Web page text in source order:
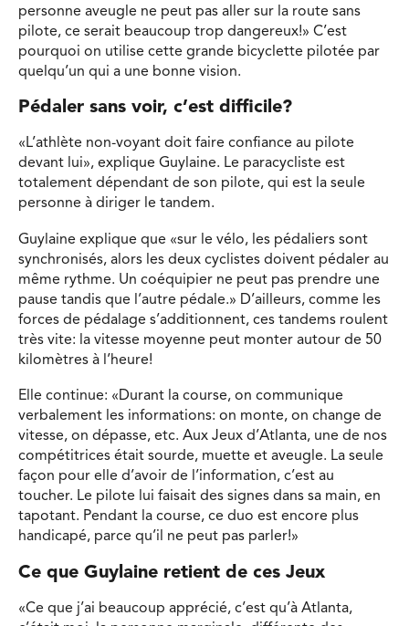
personne aveugle ne peut pas aller sur la route sans
pilote, ce serait beaucoup trop dangereux!» C’est
pourquoi on utilise cette grande bicyclette pilotée par
quelqu’un qui a une bonne vision.
Pédaler sans voir, c’est difficile?
«L’athlète non-voyant doit faire confiance au pilote
devant lui», explique Guylaine. Le paracycliste est
totalement dépendant de son pilote, qui est la seule
personne à diriger le tandem.
Guylaine explique que «sur le vélo, les pédaliers sont
synchronisés, alors les deux cyclistes doivent pédaler au
même rythme. Un coéquipier ne peut pas prendre une
pause tandis que l’autre pédale.» D’ailleurs, comme les
forces de pédalage s’additionnent, ces tandems roulent
très vite: la vitesse moyenne peut monter autour de 50
kilomètres à l’heure!
Elle continue: «Durant la course, on communique
verbalement les informations: on monte, on change de
vitesse, on dépasse, etc. Aux Jeux d’Atlanta, une de nos
compétitrices était sourde, muette et aveugle. La seule
façon pour elle d’avoir de l’information, c’est au
toucher. Le pilote lui faisait des signes dans sa main, en
tapotant. Pendant la course, ce duo est encore plus
handicapé, parce qu’il ne peut pas parler!»
Ce que Guylaine retient de ces Jeux
«Ce que j’ai beaucoup apprécié, c’est qu’à Atlanta,